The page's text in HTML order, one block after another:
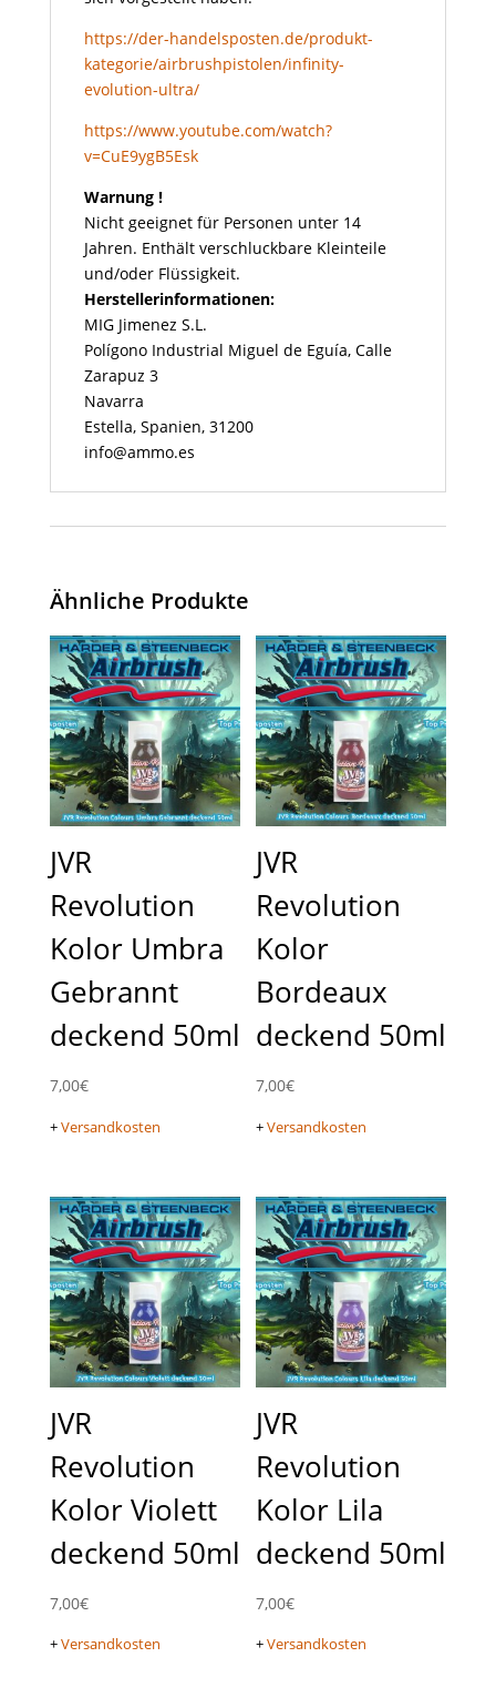
https://der-handelsposten.de/produkt-
kategorie/airbrushpistolen/infinity-
evolution-ultra/
https://www.youtube.com/watch?
v=CuE9ygB5Esk
Warnung !
Nicht geeignet für Personen unter 14
Jahren. Enthält verschluckbare Kleinteile
und/oder Flüssigkeit.
Herstellerinformationen:
MIG Jimenez S.L.
Polígono Industrial Miguel de Eguía, Calle
Zarapuz 3
Navarra
Estella, Spanien, 31200
info@ammo.es
Ähnliche Produkte
JVR
Revolution
Kolor Umbra
Gebrannt
deckend 50ml
7,00€
+Versandkosten
JVR
Revolution
Kolor
Bordeaux
deckend 50ml
7,00€
+Versandkosten
JVR
Revolution
Kolor Violett
deckend 50ml
7,00€
+Versandkosten
JVR
Revolution
Kolor Lila
deckend 50ml
7,00€
+Versandkosten